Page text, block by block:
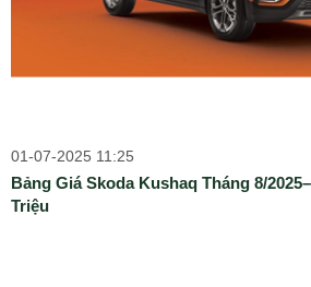
01-07-2025 11:25
Bảng Giá Skoda Kushaq Tháng 8/
Triệu